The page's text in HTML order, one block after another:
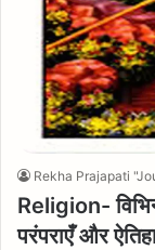
Rekha Prajapati
Religion-
परंपराएँ और